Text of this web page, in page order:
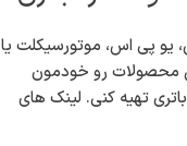
آرکاباتری برای ساکنان
چون انبار ما تو تهران
معمولاً در کمتر از ۲۴ ساعت به دست مشتری می‌رسه. اگر
کارت بیان و باتری رو
شکل کار می کنن.